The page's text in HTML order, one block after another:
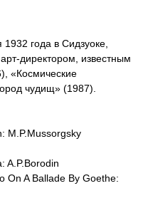
года в Сидзуоке,
директором, известным
«Космические
чудищ» (1987).
M.P.Mussorgsky
A.P.Borodin
On A Ballade By Goethe: